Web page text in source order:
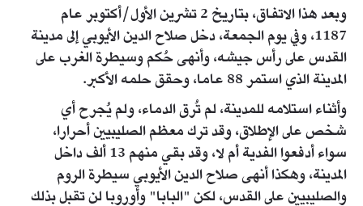
وبعد هذا الاتفاق، بتاريخ 2 تشرين الأول/أكتوبر عام
1187، وفي يوم الجمعة، دخل صلاح الدين الأيوبي إلى مدينة
القدس على رأس جيشه، وأنهى حُكم وسيطرة الغرب على
المدينة الذي استمر 88 عاما، وحقق حلمه الأكبر.
وأثناء استلامه للمدينة، لم تُرق الدماء، ولم يُجرح أي
شخص على الإطلاق، وقد ترك معظم الصليبيين أحرارا،
سواء أدفعوا الفدية أم لا، وقد بقي منهم 13 ألف داخل
المدينة، وهكذا أنهى صلاح الدين الأيوبي سيطرة الروم
والصليبيين على القدس، لكن "البابا" وأوروبا لن تقبل بذلك